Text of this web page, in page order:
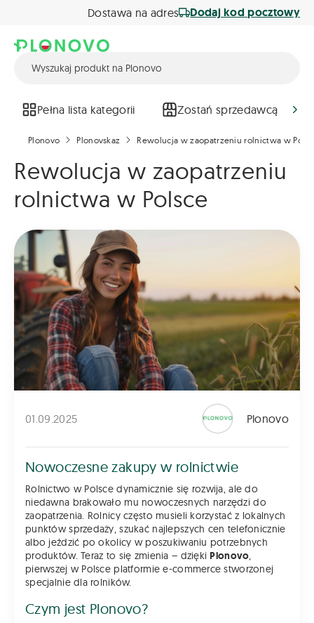
Dostawa na adres Dodaj kod pocztowy
Pełna lista kategorii Zostań sprzedawcą
Plonovo Plonovskaz Rewolucja w zaopatrzeniu rolnictwa w
Rewolucja w zaopatrzeniu
rolnictwa w Polsce
01.09.2025 Plonovo
Nowoczesne zakupy w rolnictwie
Rolnictwo w Polsce dynamicznie się rozwija, ale do
niedawna brakowało mu nowoczesnych narzędzi do
zaopatrzenia. Rolnicy często musieli korzystać z lokalnych
punktów sprzedaży, szukać najlepszych cen telefonicznie
albo jeździć po okolicy w poszukiwaniu potrzebnych
produktów. Teraz to się zmienia – dzięki Plonovo,
pierwszej w Polsce platformie e-commerce stworzonej
specjalnie dla rolników.
Czym jest Plonovo?